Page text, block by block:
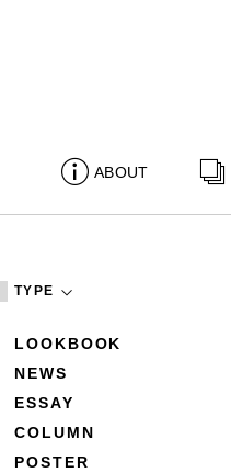
ABOUT
TYPE
LOOKBOOK
NEWS
ESSAY
COLUMN
POSTER